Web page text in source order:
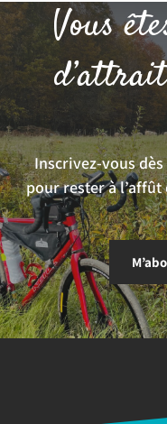
Vous
Inscrivez-vous
pour rester à